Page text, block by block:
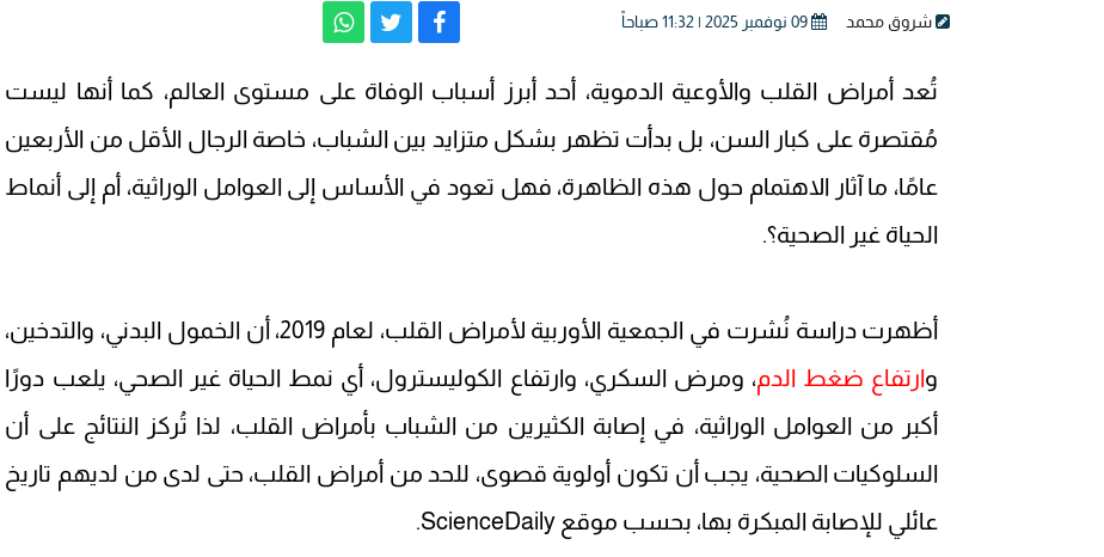
شروق محمد 09 نوفمبر 2025 | 11:32 صباحاً
تُعد أمراض القلب والأوعية الدموية، أحد أبرز أسباب الوفاة على مستوى العالم، كما أنها ليست
مُقتصرة على كبار السن، بل بدأت تظهر بشكل متزايد بين الشباب، خاصة الرجال الأقل من الأربعين
عامًا، ما آثار الاهتمام حول هذه الظاهرة، فهل تعود في الأساس إلى العوامل الوراثية، أم إلى أنماط
الحياة غير الصحية؟.
أظهرت دراسة نُشرت في الجمعية الأوربية لأمراض القلب، لعام 2019، أن الخمول البدني، والتدخين،
وارتفاع ضغط الدم، ومرض السكري، وارتفاع الكوليسترول، أي نمط الحياة غير الصحي، يلعب دورًا
أكبر من العوامل الوراثية، في إصابة الكثيرين من الشباب بأمراض القلب، لذا تُركز النتائج على أن
السلوكيات الصحية، يجب أن تكون أولوية قصوى، للحد من أمراض القلب، حتى لدى من لديهم تاريخ
عائلي للإصابة المبكرة بها، بحسب موقع ScienceDaily.